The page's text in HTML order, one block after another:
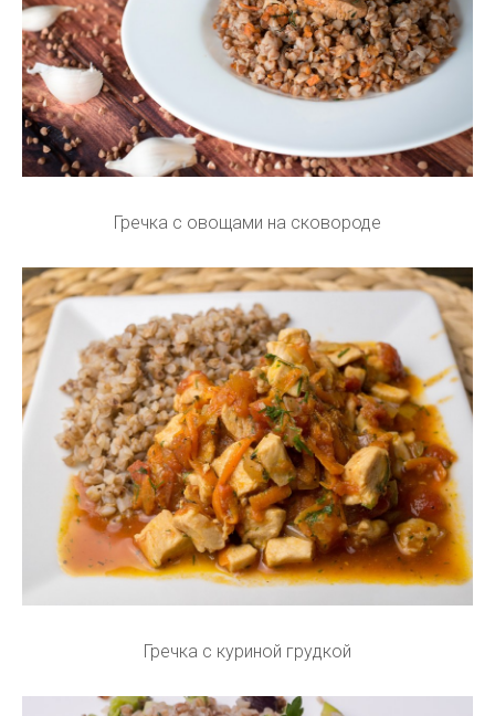
Гречка с овощами на сковороде
Гречка с куриной грудкой